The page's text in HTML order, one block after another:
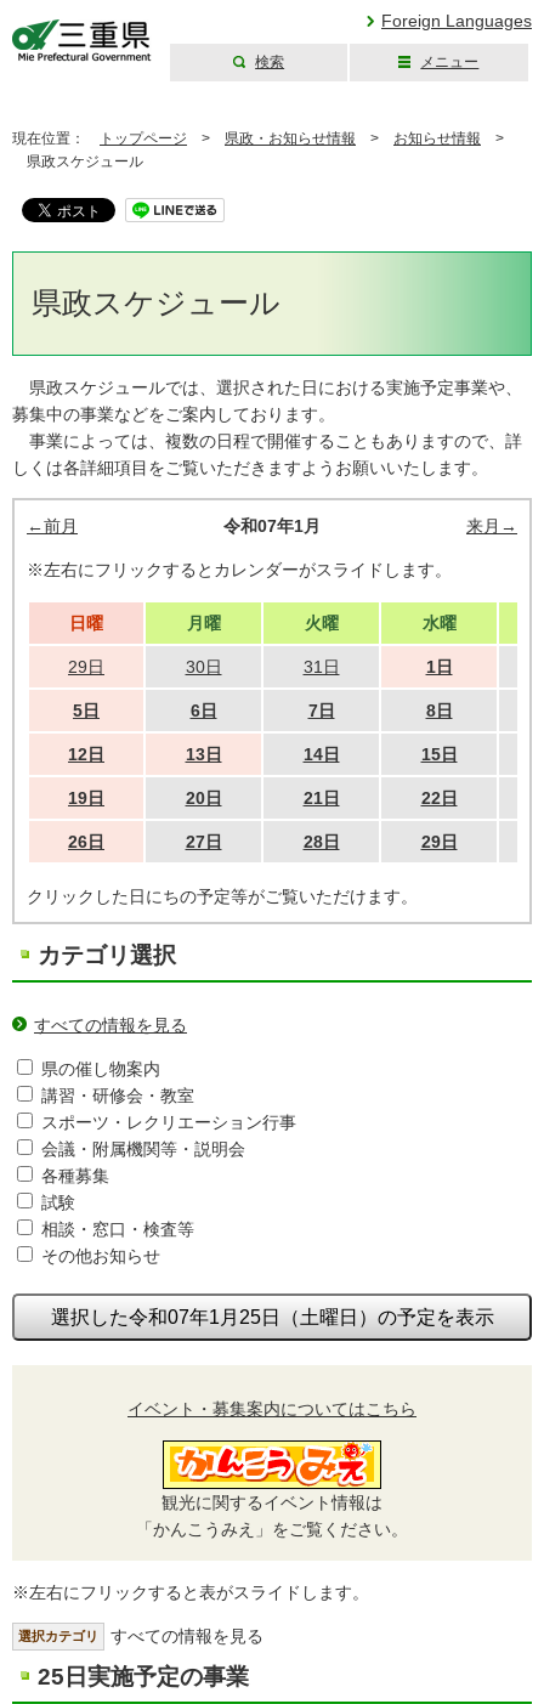
Foreign Languages
検索 メニュー
現在位置： トップページ > 県政・お知らせ情報 > お知らせ情報 >
県政スケジュール
県政スケジュール
県政スケジュールでは、選択された日における実施予定事業や、
募集中の事業などをご案内しております。
事業によっては、複数の日程で開催することもありますので、詳
しくは各詳細項目をご覧いただきますようお願いいたします。
←前月 令和07年1月 来月→
※左右にフリックするとカレンダーがスライドします。
日曜 月曜 火曜 水曜
29日 30日 31日 1日
5日 6日 7日 8日
12日 13日 14日 15日
19日 20日 21日 22日
26日 27日 28日 29日
クリックした日にちの予定等がご覧いただけます。
カテゴリ選択
すべての情報を見る
県の催し物案内
講習・研修会・教室
スポーツ・レクリエーション行事
会議・附属機関等・説明会
各種募集
試験
相談・窓口・検査等
その他お知らせ
選択した令和07年1月25日（土曜日）の予定を表示
イベント・募集案内についてはこちら
観光に関するイベント情報は
「かんこうみえ」をご覧ください。
※左右にフリックすると表がスライドします。
選択カテゴリ すべての情報を見る
25日実施予定の事業